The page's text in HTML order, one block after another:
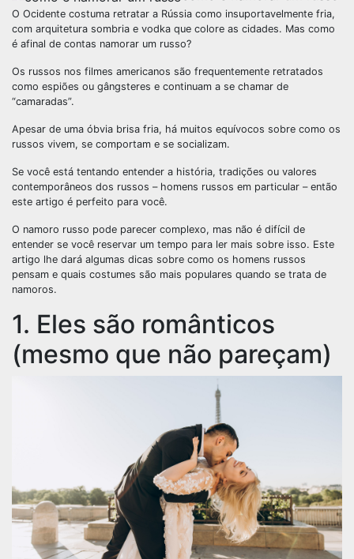
O Ocidente costuma retratar a Rússia como insuportavelmente fria,
com arquitetura sombria e vodka que colore as cidades. Mas como
é afinal de contas namorar um russo?
Os russos nos filmes americanos são frequentemente retratados
como espiões ou gângsteres e continuam a se chamar de
“camaradas”.
Apesar de uma óbvia brisa fria, há muitos equívocos sobre como os
russos vivem, se comportam e se socializam.
Se você está tentando entender a história, tradições ou valores
contemporâneos dos russos – homens russos em particular – então
este artigo é perfeito para você.
O namoro russo pode parecer complexo, mas não é difícil de
entender se você reservar um tempo para ler mais sobre isso. Este
artigo lhe dará algumas dicas sobre como os homens russos
pensam e quais costumes são mais populares quando se trata de
namoros.
1. Eles são românticos
(mesmo que não pareçam)